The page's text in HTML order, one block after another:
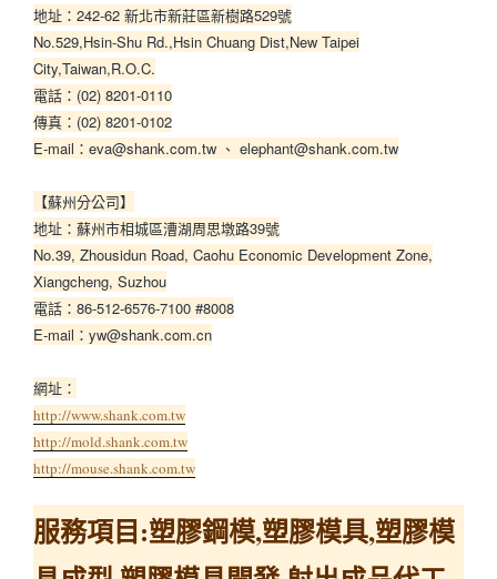
地址：242-62 新北市新莊區新樹路529號
No.529,Hsin-Shu Rd.,Hsin Chuang Dist,New Taipei
City,Taiwan,R.O.C.
電話：(02) 8201-0110
傳真：(02) 8201-0102
E-mail：eva@shank.com.tw 、 elephant@shank.com.tw
【蘇州分公司】
地址：蘇州市相城區漕湖周思墩路39號
No.39, Zhousidun Road, Caohu Economic Development Zone,
Xiangcheng, Suzhou
電話：86-512-6576-7100 #8008
E-mail：yw@shank.com.cn
網址：
http://www.shank.com.tw
http://mold.shank.com.tw
http://mouse.shank.com.tw
服務項目:塑膠鋼模,塑膠模具,塑膠模